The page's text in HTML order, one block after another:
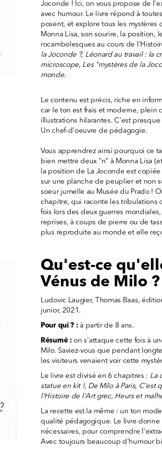
Joconde ! Ici, on vous propose de
avec humour. Le livre répond à
posent, et explore tous les
Monna Lisa, son sourire, la position,
rocambolesques au cours de
la Joconde ?, Léonard au travail : la
microscope, Les "mystères de la
monde.
Le contenu est précis, riche en
car le ton est frais et moderne, plein
illustrations hilarantes. C'est
Un chef-d'oeuvre de pédagogie.
Vous apprendrez ainsi pourquoi ce
bien mettre deux "n" à Monna Lisa
la position de La Joconde est
sur une planche de peuplier et non
soeur jumelle au Musée du Prado !
chapitre, qui raconte les tribulations
fois lors des deux guerres
reprises, à coups de pierre ou de
plus reproduite au monde et elle
Qu'est-ce
Vénus de Milo ?
Ludovic Laugier, Thomas Baas,
junior, 2021.
Pour qui ? : à partir de 8 ans.
Résumé : on s'attaque cette fois à
Milo. Saviez-vous que pendant
les visiteurs venaient voir cette
Le livre est divisé en 6 chapitres : La
statue en kit !, De Milo à Paris, C'est
l'Histoire de l'Art grec, Heurs et
La recette est la même : un ton
qualité pédagogique. Le livre donne
nécessaires, pour comprendre
Avec toujours beaucoup d'humour